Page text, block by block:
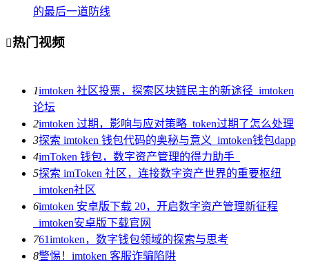
的最后一道防线
热门视频
1imtoken 社区投票，探索区块链民主的新途径_imtoken
论坛
2imtoken 过期，影响与应对策略_token过期了怎么处理
3探索 imtoken 钱包代码的奥秘与意义_imtoken钱包dapp
4imToken 钱包，数字资产管理的得力助手_
5探索 imToken 社区，连接数字资产世界的重要枢纽
_imtoken社区
6imtoken 安卓版下载 20，开启数字资产管理新征程
_imtoken安卓版下载官网
761imtoken，数字钱包领域的探索与思考
8警惕！imtoken 客服诈骗陷阱